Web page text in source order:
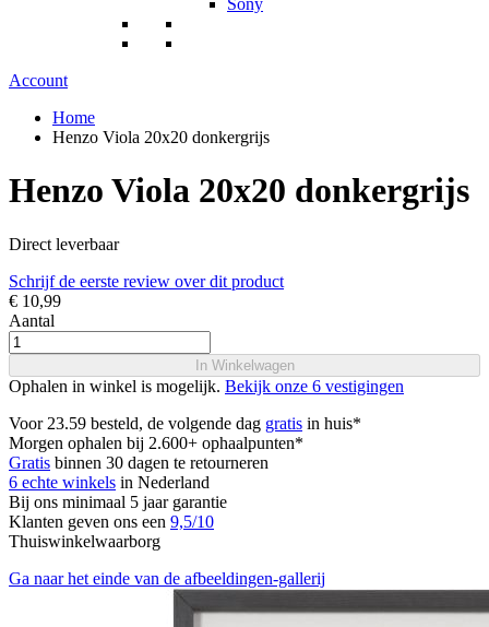
Sony
Account
Home
Henzo Viola 20x20 donkergrijs
Henzo Viola 20x20 donkergrijs
Direct leverbaar
Schrijf de eerste review over dit product
€ 10,99
Aantal
In Winkelwagen
Ophalen in winkel is mogelijk. Bekijk onze 6 vestigingen
Voor 23.59 besteld, de volgende dag gratis in huis*
Morgen ophalen bij 2.600+ ophaalpunten*
Gratis binnen 30 dagen te retourneren
6 echte winkels in Nederland
Bij ons minimaal 5 jaar garantie
Klanten geven ons een 9,5/10
Thuiswinkelwaarborg
Ga naar het einde van de afbeeldingen-gallerij